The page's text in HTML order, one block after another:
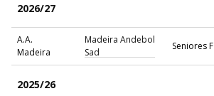
2026/27
A.A.
Madeira
Madeira Andebol
Sad
Seniores F
2025/26